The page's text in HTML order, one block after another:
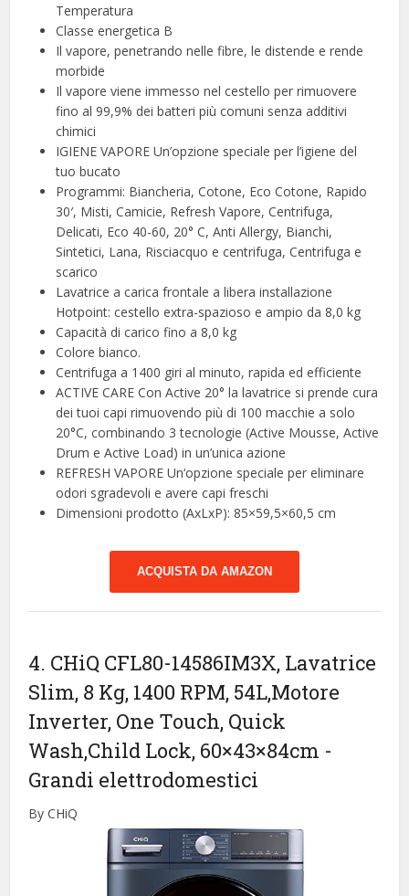
Temperatura
Classe energetica B
Il vapore, penetrando nelle fibre, le distende e rende
morbide
Il vapore viene immesso nel cestello per rimuovere
fino al 99,9% dei batteri più comuni senza additivi
chimici
IGIENE VAPORE Un’opzione speciale per l’igiene del
tuo bucato
Programmi: Biancheria, Cotone, Eco Cotone, Rapido
30′, Misti, Camicie, Refresh Vapore, Centrifuga,
Delicati, Eco 40-60, 20° C, Anti Allergy, Bianchi,
Sintetici, Lana, Risciacquo e centrifuga, Centrifuga e
scarico
Lavatrice a carica frontale a libera installazione
Hotpoint: cestello extra-spazioso e ampio da 8,0 kg
Capacità di carico fino a 8,0 kg
Colore bianco.
Centrifuga a 1400 giri al minuto, rapida ed efficiente
ACTIVE CARE Con Active 20° la lavatrice si prende cura
dei tuoi capi rimuovendo più di 100 macchie a solo
20°C, combinando 3 tecnologie (Active Mousse, Active
Drum e Active Load) in un’unica azione
REFRESH VAPORE Un‘opzione speciale per eliminare
odori sgradevoli e avere capi freschi
Dimensioni prodotto (AxLxP): 85×59,5×60,5 cm
ACQUISTA DA AMAZON
4. CHiQ CFL80-14586IM3X, Lavatrice
Slim, 8 Kg, 1400 RPM, 54L,Motore
Inverter, One Touch, Quick
Wash,Child Lock, 60×43×84cm -
Grandi elettrodomestici
By CHiQ